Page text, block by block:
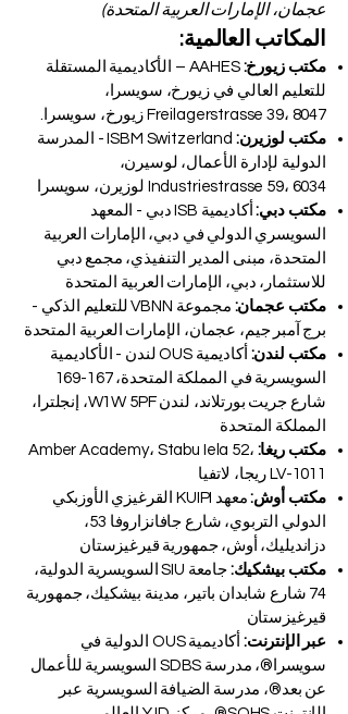
عجمان، الإمارات العربية المتحدة)
المكاتب العالمية:
مكتب زيورخ:
AAHES – الأكاديمية المستقلة
للتعليم العالي في زيورخ، سويسرا،
Freilagerstrasse 39، 8047 زيورخ، سويسرا.
مكتب لوزيرن:
ISBM Switzerland - المدرسة
الدولية لإدارة الأعمال، لوسيرن،
Industriestrasse 59، 6034 لوزيرن، سويسرا
مكتب دبي:
أكاديمية ISB دبي - المعهد
السويسري الدولي في دبي، الإمارات العربية
المتحدة، مبنى المدير التنفيذي، مجمع دبي
للاستثمار، دبي، الإمارات العربية المتحدة
مكتب عجمان:
مجموعة VBNN للتعليم الذكي -
برج آمبر جيم، عجمان، الإمارات العربية المتحدة
مكتب لندن:
أكاديمية OUS لندن - الأكاديمية
السويسرية في المملكة المتحدة، 167-169
شارع جريت بورتلاند، لندن W1W 5PF، إنجلترا،
المملكة المتحدة
مكتب ريغا: Amber Academy، Stabu Iela 52،
LV-1011 ريجا، لاتفيا
مكتب أوش:
معهد KUIPI القرغيزي الأوزبكي
الدولي التربوي، شارع جافانزاروفا 53،
دزانديليك، أوش، جمهورية قيرغيزستان
مكتب بيشكيك:
جامعة SIU السويسرية الدولية،
74 شارع شابدان باتير، مدينة بيشكيك، جمهورية
قيرغيزستان
عبر الإنترنت:
أكاديمية OUS الدولية في
سويسرا®، مدرسة SDBS السويسرية للأعمال
عن بعد®، مدرسة الضيافة السويسرية عبر